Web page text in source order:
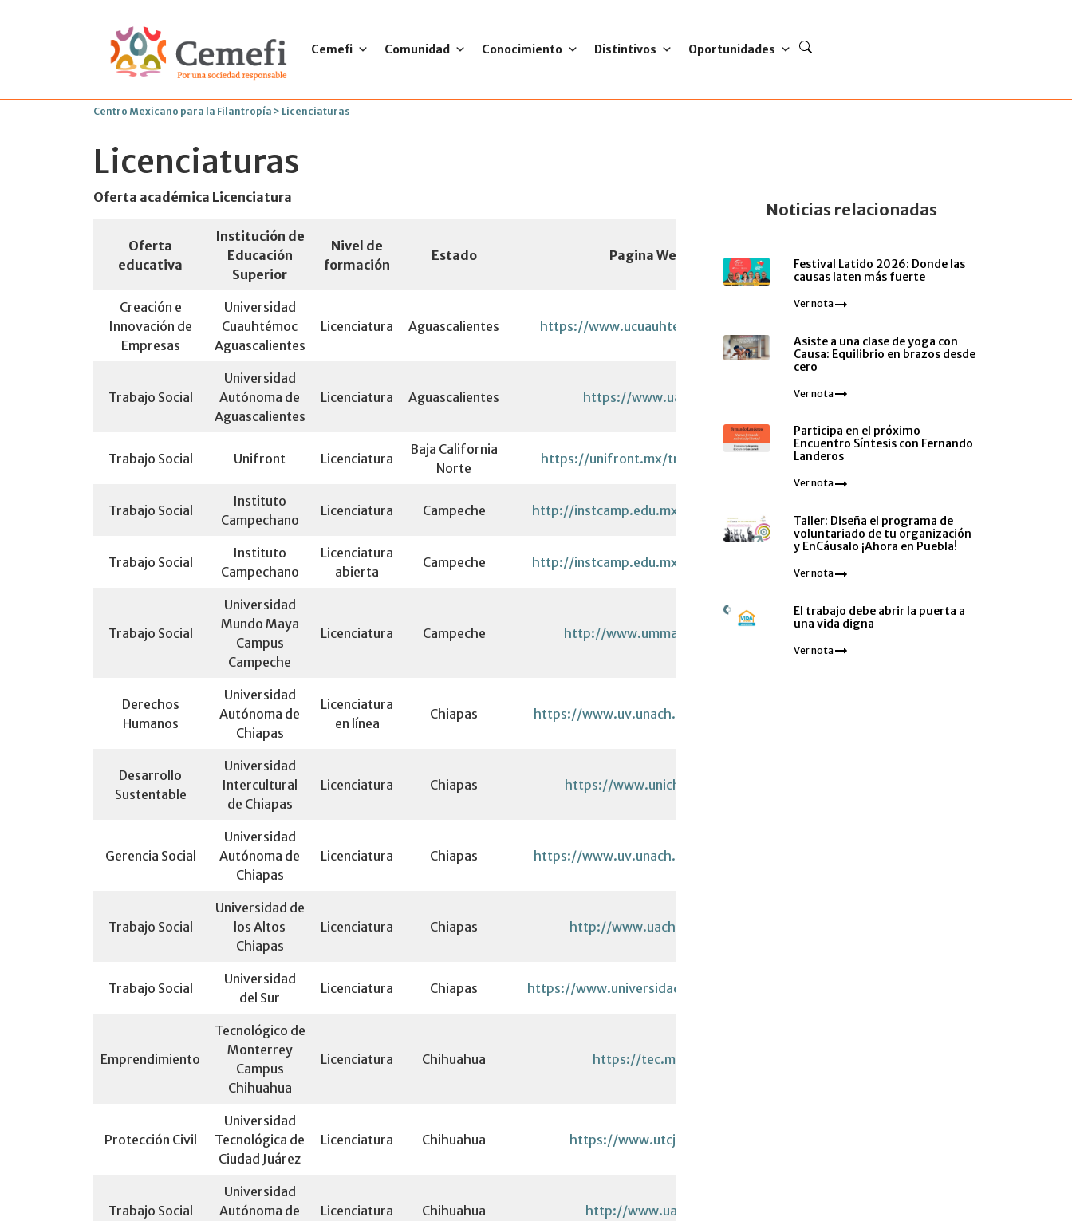
Cemefi Comunidad Conocimiento Distintivos Oportunidades
Centro Mexicano para la Filantropía > Licenciaturas
Licenciaturas
Oferta académica Licenciatura
Oferta
educativa
Institución de
Educación
Superior
Nivel de
formación
Estado Pagina Web
Creación e
Innovación de
Empresas
Universidad
Cuauhtémoc
Aguascalientes
Licenciatura Aguascalientes https://www.ucuauhtemoc.edu.mx
Trabajo Social
Universidad
Autónoma de
Aguascalientes
Licenciatura Aguascalientes https://www.uaa.mx
Trabajo Social Unifront Licenciatura
Baja California
Norte
https://unifront.mx/trabajo-social
Trabajo Social
Instituto
Campechano
Licenciatura Campeche http://instcamp.edu.mx/trabajosocial
Trabajo Social
Instituto
Campechano
Licenciatura
abierta
Campeche http://instcamp.edu.mx/trabajosocial
Trabajo Social
Universidad
Mundo Maya
Campus
Campeche
Licenciatura Campeche http://www.umma.com.mx
Derechos
Humanos
Universidad
Autónoma de
Chiapas
Licenciatura
en línea
Chiapas https://www.uv.unach.mx/edistancia
Desarrollo
Sustentable
Universidad
Intercultural
de Chiapas
Licenciatura Chiapas https://www.unich.edu.mx
Gerencia Social
Universidad
Autónoma de
Chiapas
Licenciatura Chiapas https://www.uv.unach.mx/edistancia
Trabajo Social
Universidad de
los Altos
Chiapas
Licenciatura Chiapas http://www.uach.edu.mx
Trabajo Social
Universidad
del Sur
Licenciatura Chiapas https://www.universidaddelsur.edu.mx
Emprendimiento
Tecnológico de
Monterrey
Campus
Chihuahua
Licenciatura Chihuahua https://tec.mx/es
Protección Civil
Universidad
Tecnológica de
Ciudad Juárez
Licenciatura Chihuahua https://www.utcj.edu.mx
Trabajo Social
Universidad
Autónoma de
Licenciatura Chihuahua http://www.uacj.mx
Noticias relacionadas
Festival Latido 2026: Donde las
causas laten más fuerte
Ver nota
Asiste a una clase de yoga con
Causa: Equilibrio en brazos desde
cero
Ver nota
Participa en el próximo
Encuentro Síntesis con Fernando
Landeros
Ver nota
Taller: Diseña el programa de
voluntariado de tu organización
y EnCáusalo ¡Ahora en Puebla!
Ver nota
El trabajo debe abrir la puerta a
una vida digna
Ver nota